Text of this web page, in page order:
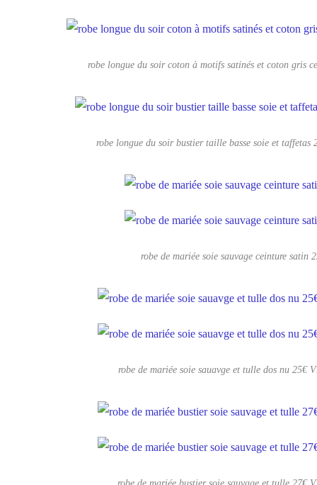
robe longue du soir coton à motifs satinés et coton gris
robe longue du soir bustier taille basse soie et taffetas
robe de mariée soie sauvage ceinture satin
robe de mariée soie sauavge et tulle dos nu 25€